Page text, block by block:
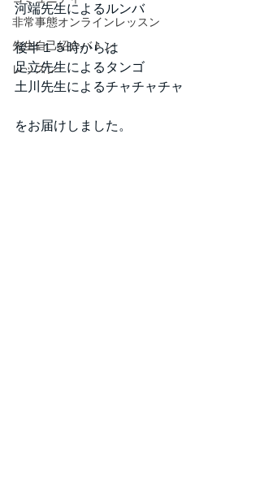
非常事態オンラインレッスン
先生自己紹介バトン
レッスン
河端先生によるルンバ
後半１５時からは
足立先生によるタンゴ
土川先生によるチャチャチャ
をお届けしました。